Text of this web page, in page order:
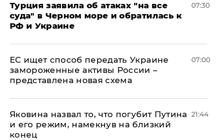
Турция заявила об атаках "на все
суда" в Черном море и обратилась к
РФ и Украине
07:30
ЕС ищет способ передать Украине
замороженные активы России –
представлена новая схема
07:00
Яковина назвал то, что погубит Путина
и его режим, намекнув на близкий
конец
21:44